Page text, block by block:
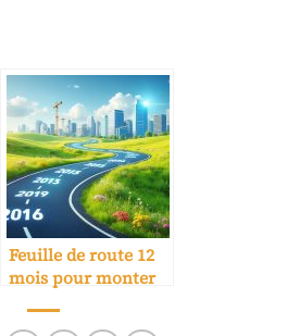
Feuille de route 12
mois pour monter